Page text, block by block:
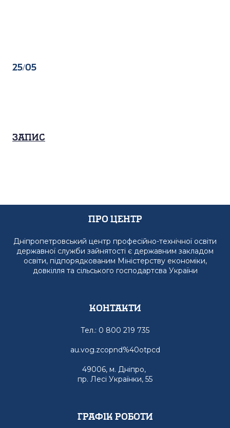
25/05
Запис
Про Центр
Дніпропетровський центр професійно-технічної освіти
державної служби зайнятості є державним закладом
освіти, підпорядкованим Міністерству економіки,
довкілля та сільського господартсва України
Контакти
Тел.: 0 800 219 735
au.vog.zcopnd%40otpcd
49006, м. Дніпро,
пр. Лесі Українки, 55
графік роботи